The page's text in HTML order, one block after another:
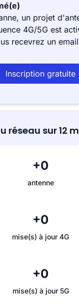
un projet
4G/5G est
recevrez un
Inscription gratuite
réseau sur 12
+0
antenne
+0
mise(s) à jour 4G
+0
mise(s) à jour 5G